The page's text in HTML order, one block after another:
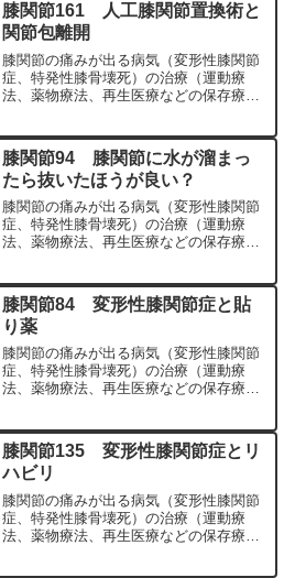
宏が色々と説明します。
膝関節161 人工膝関節置換術と
関節包離開
膝関節の痛みが出る病気（変形性膝関節
症、特発性膝骨壊死）の治療（運動療
法、薬物療法、再生医療などの保存療
専門医（人工関節手術を専門）の塗山正
宏が色々と説明します。
膝関節94 膝関節に水が溜まっ
たら抜いたほうが良い？
膝関節の痛みが出る病気（変形性膝関節
症、特発性膝骨壊死）の治療（運動療
法、薬物療法、再生医療などの保存療
専門医（人工関節手術を専門）の塗山正
宏が色々と説明します。
膝関節84 変形性膝関節症と貼
り薬
膝関節の痛みが出る病気（変形性膝関節
症、特発性膝骨壊死）の治療（運動療
法、薬物療法、再生医療などの保存療
専門医（人工関節手術を専門）の塗山正
宏が色々と説明します。
膝関節135 変形性膝関節症とリ
ハビリ
膝関節の痛みが出る病気（変形性膝関節
症、特発性膝骨壊死）の治療（運動療
法、薬物療法、再生医療などの保存療